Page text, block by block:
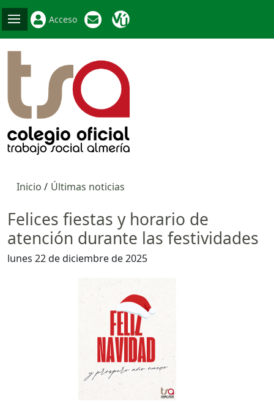
Acceso
Inicio Últimas noticias
Felices fiestas y horario de
atención durante las festividades
lunes 22 de diciembre de 2025